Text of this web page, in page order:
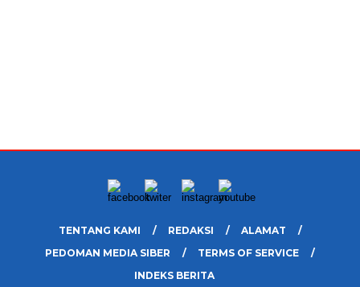
TENTANG KAMI REDAKSI
ALAMAT
PEDOMAN MEDIA SIBER
TERMS OF SERVICE
INDEKS BERITA